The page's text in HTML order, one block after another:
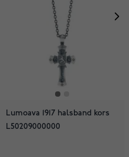
Lumoava 1917 halsband kors
L50209000000